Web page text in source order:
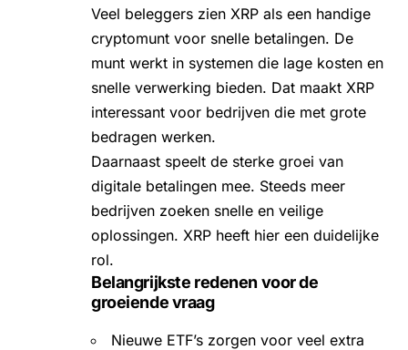
Veel beleggers zien XRP als een handige
cryptomunt voor snelle betalingen. De
munt werkt in systemen die lage kosten en
snelle verwerking bieden. Dat maakt XRP
interessant voor bedrijven die met grote
bedragen werken.
Daarnaast speelt de sterke groei van
digitale betalingen mee. Steeds meer
bedrijven zoeken snelle en veilige
oplossingen. XRP heeft hier een duidelijke
rol.
Belangrijkste redenen voor de
groeiende vraag
Nieuwe ETF’s zorgen voor veel extra